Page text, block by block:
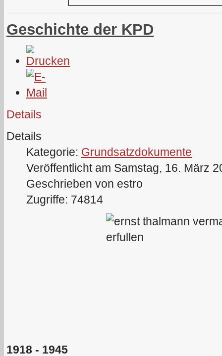
Geschichte der KPD
Details
Details
Kategorie: Grundsatzdokumente
Veröffentlicht am Samstag, 16. März
Geschrieben von estro
Zugriffe: 74814
1918 - 1945